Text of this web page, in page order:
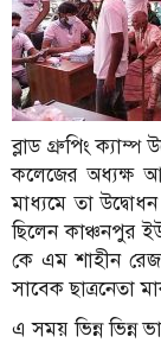
ব্লাড গ্রুপিং
কলেজের অধ্যক্ষ আবু
মাধ্যমে তা
ছিলেন কাঞ্চনপুর
কে এম শাহীন
সাবেক ছাত্রনেতা
এ সময় ভিন্ন ভিন্ন